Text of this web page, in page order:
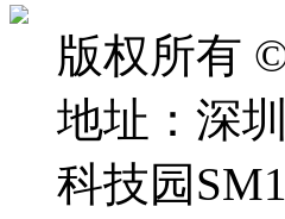
版权所有
地址：深
科技园